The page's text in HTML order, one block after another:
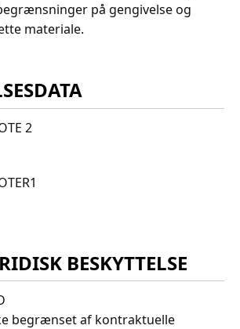
på gengivelse og
materiale.
2
BESKYTTELSE
begrænset af kontraktuelle